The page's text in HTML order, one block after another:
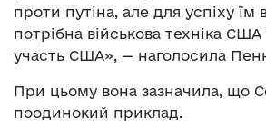
проти путіна, але для успіху їм
потрібна військова техніка
участь США», — наголосила
При цьому вона зазначила, що
поодинокий приклад.